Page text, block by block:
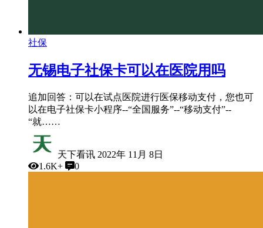
社保
无锡电子社保卡可以在医院用吗
追加回答：可以在试点医院进行医保移动支付，您也可
以在电子社保卡小程序--“全国服务”--“移动支付”--
“就……
天下看讯 2022年 11月 8日
1.6K+
0